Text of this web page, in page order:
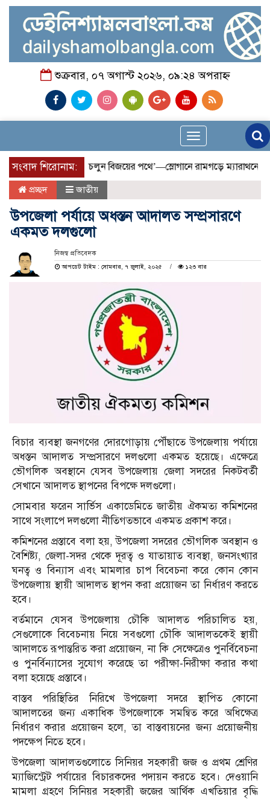
শুক্রবার, ০৭ অগাস্ট ২০২৬, ০৯:২৪ অপরাহ্ন
Toggle
navigation
সংবাদ শিরোনাম:
জন্য, এগিয়ে চলুন বিজয়ের পথে’—স্লোগানে রামগড়ে ম্যারাথনে অংশ
প্রচ্ছদ জাতীয়
উপজেলা পর্যায়ে অধস্তন আদালত সম্প্রসারণে
একমত দলগুলো
নিজস্ব প্রতিবেদক
আপডেট টাইম : সোমবার, ৭ জুলাই, ২০২৫
১২৩ বার
বিচার ব্যবস্থা জনগণের দোরগোড়ায় পৌঁছাতে উপজেলায় পর্যায়ে
অধস্তন আদালত সম্প্রসারণে দলগুলো একমত হয়েছে। এক্ষেত্রে
ভৌগলিক অবস্থানে যেসব উপজেলায় জেলা সদরের নিকটবর্তী
সেখানে আদালত স্থাপনের বিপক্ষে দলগুলো।
সোমবার ফরেন সার্ভিস একাডেমিতে জাতীয় ঐকমত্য কমিশনের
সাথে সংলাপে দলগুলো নীতিগতভাবে একমত প্রকাশ করে।
কমিশনের প্রস্তাবে বলা হয়, উপজেলা সদরের ভৌগলিক অবস্থান ও
বৈশিষ্ট্য, জেলা-সদর থেকে দূরত্ব ও যাতায়াত ব্যবস্থা, জনসংখ্যার
ঘনত্ব ও বিন্যাস এবং মামলার চাপ বিবেচনা করে কোন কোন
উপজেলায় স্থায়ী আদালত স্থাপন করা প্রয়োজন তা নির্ধারণ করতে
হবে।
বর্তমানে যেসব উপজেলায় চৌকি আদালত পরিচালিত হয়,
সেগুলোকে বিবেচনায় নিয়ে সবগুলো চৌকি আদালতকেই স্থায়ী
আদালতে রূপান্তরিত করা প্রয়োজন, না কি সেক্ষেত্রেও পুনর্বিবেচনা
ও পুনর্বিন্যাসের সুযোগ করেছে তা পরীক্ষা-নিরীক্ষা করার কথা
বলা হয়েছে প্রস্তাবে।
বাস্তব পরিস্থিতির নিরিখে উপজেলা সদরে স্থাপিত কোনো
আদালতের জন্য একাধিক উপজেলাকে সমন্বিত করে অধিক্ষেত্র
নির্ধারণ করার প্রয়োজন হলে, তা বাস্তবায়নের জন্য প্রয়োজনীয়
পদক্ষেপ নিতে হবে।
উপজেলা আদালতগুলোতে সিনিয়র সহকারী জজ ও প্রথম শ্রেণির
ম্যাজিস্ট্রেট পর্যায়ের বিচারকদের পদায়ন করতে হবে। দেওয়ানি
মামলা গ্রহণে সিনিয়র সহকারী জজের আর্থিক এখতিয়ার বৃদ্ধি